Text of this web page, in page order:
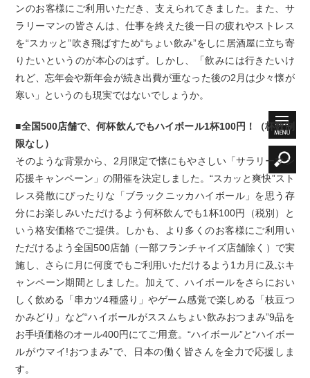
ンのお客様にご利用いただき、支えられてきました。また、サ
ラリーマンの皆さんは、仕事を終えた後一日の疲れやストレス
を“スカッと”吹き飛ばすため“ちょい飲み”をしに居酒屋に立ち寄
りたいというのが本心のはず。しかし、「飲みには行きたいけ
れど、忘年会や新年会が続き出費が重なった後の2月は少々懐が
寒い」というのも現実ではないでしょうか。
■全国500店舗で、何杯飲んでもハイボール1杯100円！（杯数制
限なし）
そのような背景から、2月限定で懐にもやさしい「サラリーマン
応援キャンペーン」の開催を決定しました。“スカッと爽快”スト
レス発散にぴったりな「ブラックニッカハイボール」を思う存
分にお楽しみいただけるよう何杯飲んでも1杯100円（税別）と
いう格安価格でご提供。しかも、より多くのお客様にご利用い
ただけるよう全国500店舗（一部フランチャイズ店舗除く）で実
施し、さらに月に何度でもご利用いただけるよう1カ月に及ぶキ
ャンペーン期間としました。加えて、ハイボールをさらにおい
しく飲める「串カツ4種盛り」やゲーム感覚で楽しめる「枝豆つ
かみどり」など“ハイボールがススムちょい飲みおつまみ”9品を
お手頃価格のオール400円にてご用意。“ハイボール”と“ハイボー
ルがウマイ!おつまみ”で、日本の働く皆さんを全力で応援しま
す。